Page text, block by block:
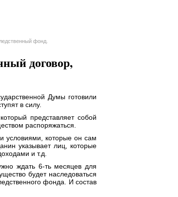
фонд.
договор,
Думы готовили
в силу.
представляет собой
распоряжаться.
условиями, которые он сам
указывает лиц, которые
и т.д.
ждать 6-ть месяцев для
будет наследоваться
фонда. И состав